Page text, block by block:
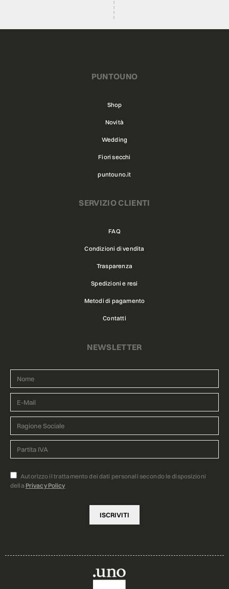
PUNTOUNO
Shop
Novità
Wedding
Fiori secchi
puntouno.it
SERVIZIO CLIENTI
FAQ
Condizioni di vendita
Trasparenza
Spedizioni e resi
Metodi di pagamento
Contatti
NEWSLETTER
Autorizzo il trattamento dei dati personali secondo le disposizioni
della Privacy Policy